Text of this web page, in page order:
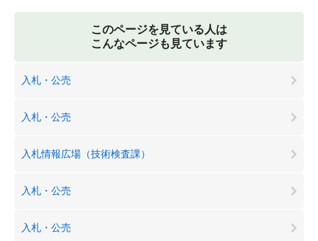
このページを見ている人は
こんなページも見ています
入札・公売
入札・公売
入札情報広場（技術検査課）
入札・公売
入札・公売